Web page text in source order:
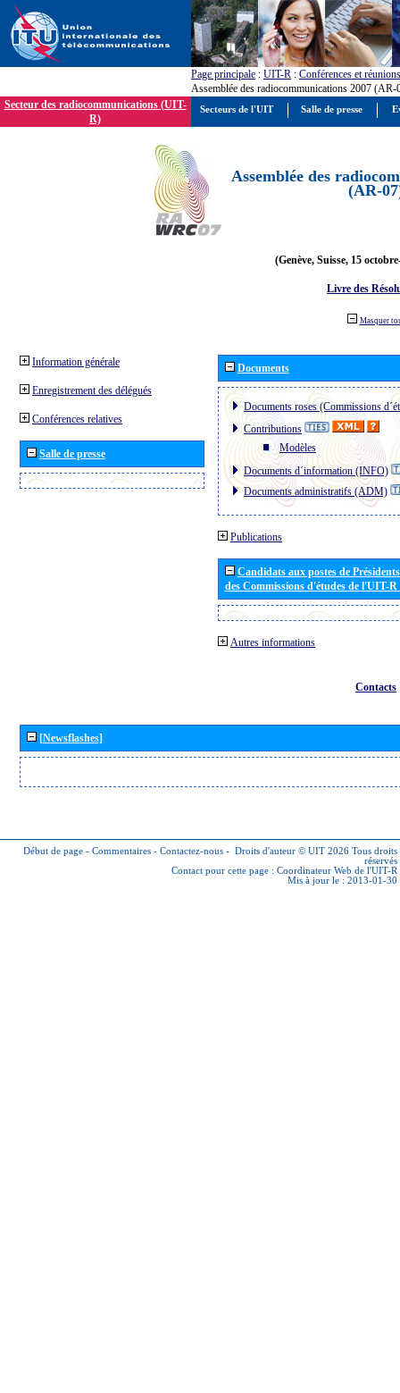
Page principale : UIT-R : Conférences et réunions
Assemblée des radiocommunications 2007 (AR-
Secteur des radiocommunications (UIT-
R)
Assemblée des
(AR-
(Genève, Suisse, 15
Livre des
Masquer
Information générale
Enregistrement des délégués
Conférences relatives
Salle de presse
Documents
Documents roses (Commissions
Contributions
Modèles
Documents d´information (INFO)
Documents administratifs (ADM)
Publications
Candidats aux postes de
des Commissions d'études de l'UIT-
Autres informations
Contacts
[Newsflashes]
Début de page - Commentaires - Contactez-nous - Droits d'auteur © UIT 2026 Tous droits
réservés
Contact pour cette page : Coordinateur Web de l'UIT-R
Mis à jour le : 2013-01-30
Secteurs de l'UIT Salle de presse